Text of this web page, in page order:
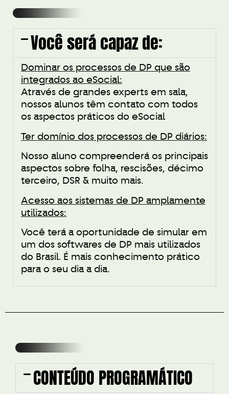
Você será capaz de:
Dominar os processos de DP que são
integrados ao eSocial:
Através de grandes experts em sala,
nossos alunos têm contato com todos
os aspectos práticos do eSocial
Ter domínio dos processos de DP diários:
Nosso aluno compreenderá os principais
aspectos sobre folha, rescisões, décimo
terceiro, DSR & muito mais.
Acesso aos sistemas de DP amplamente
utilizados:
Você terá a oportunidade de simular em
um dos softwares de DP mais utilizados
do Brasil. É mais conhecimento prático
para o seu dia a dia.
CONTEÚDO PROGRAMÁTICO